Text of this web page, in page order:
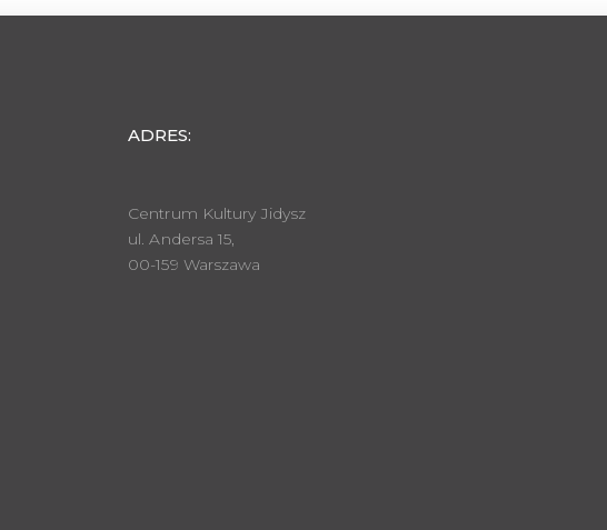
ADRES:
Centrum Kultury Jidysz
ul. Andersa 15,
00-159 Warszawa